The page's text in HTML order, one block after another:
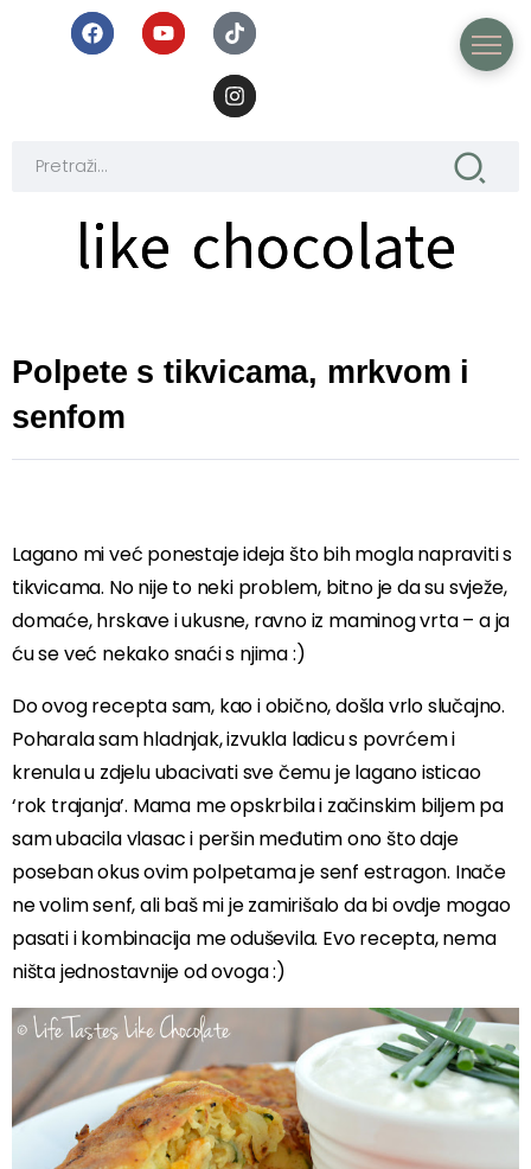
like chocolate
like chocolate
Polpete s tikvicama, mrkvom i
senfom
Lagano mi već ponestaje ideja što bih mogla napraviti s
tikvicama. No nije to neki problem, bitno je da su svježe,
domaće, hrskave i ukusne, ravno iz maminog vrta – a ja
ću se već nekako snaći s njima :)
Do ovog recepta sam, kao i obično, došla vrlo slučajno.
Poharala sam hladnjak, izvukla ladicu s povrćem i
krenula u zdjelu ubacivati sve čemu je lagano isticao
‘rok trajanja’. Mama me opskrbila i začinskim biljem pa
sam ubacila vlasac i peršin međutim ono što daje
poseban okus ovim polpetama je senf estragon. Inače
ne volim senf, ali baš mi je zamirišalo da bi ovdje mogao
pasati i kombinacija me oduševila. Evo recepta, nema
ništa jednostavnije od ovoga :)